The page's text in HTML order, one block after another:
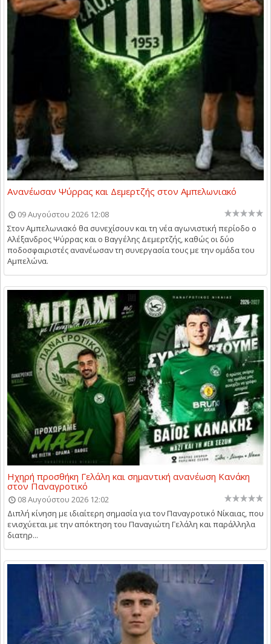
Ανανέωσαν Ψύρρας και Δεμερτζής στον Αμπελωνιακό
09 Αυγούστου 2026 12:08
Στον Αμπελωνιακό θα συνεχίσουν και τη νέα αγωνιστική περίοδο ο
Αλέξανδρος Ψύρρας και ο Βαγγέλης Δεμερτζής, καθώς οι δύο
ποδοσφαιριστές ανανέωσαν τη συνεργασία τους με την ομάδα του
Αμπελώνα.
Ηχηρή προσθήκη Γελάλη και σημαντική ανανέωση Κανάκη
στον Παναγροτικό
08 Αυγούστου 2026 12:02
Διπλή κίνηση με ιδιαίτερη σημασία για τον Παναγροτικό Νίκαιας, που
ενισχύεται με την απόκτηση του Παναγιώτη Γελάλη και παράλληλα
διατηρ...